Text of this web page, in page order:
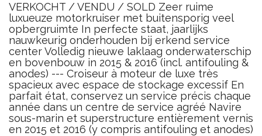
VERKOCHT / VENDU / SOLD Zeer ruime
luxueuze motorkruiser met buitensporig veel
opbergruimte In perfecte staat, jaarlijks
nauwkeurig onderhouden bij erkend service
center Volledig nieuwe laklaag onderwaterschip
en bovenbouw in 2015 & 2016 (incl. antifouling &
anodes) --- Croiseur à moteur de luxe très
spacieux avec espace de stockage excessif En
parfait état, conservez un service précis chaque
année dans un centre de service agréé Navire
sous-marin et superstructure entièrement vernis
en 2015 et 2016 (y compris antifouling et anodes)